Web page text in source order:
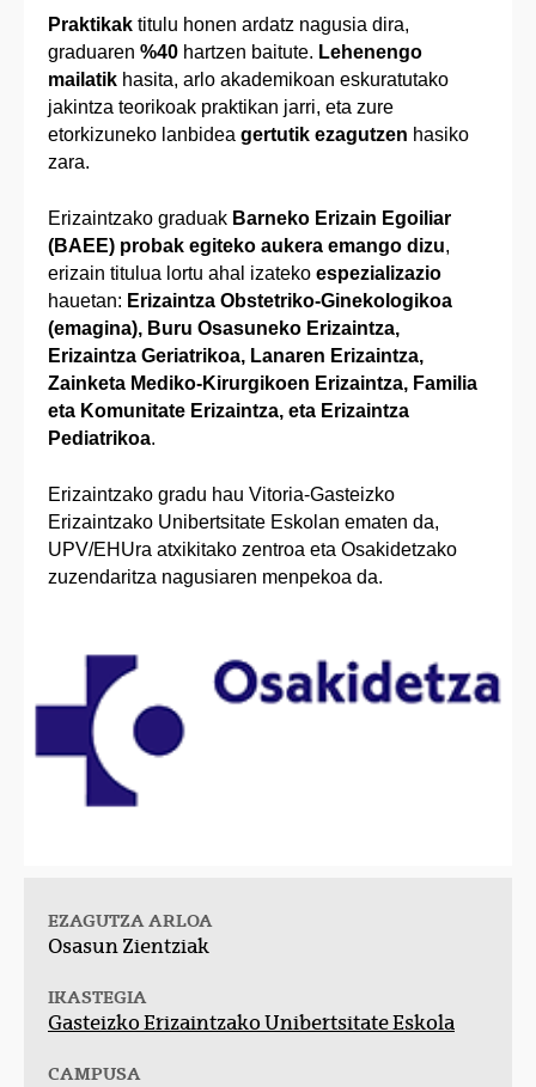
Praktikak titulu honen ardatz nagusia dira,
graduaren %40 hartzen baitute. Lehenengo
mailatik hasita, arlo akademikoan eskuratutako
jakintza teorikoak praktikan jarri, eta zure
etorkizuneko lanbidea gertutik ezagutzen hasiko
zara.
Erizaintzako graduak Barneko Erizain Egoiliar
(BAEE) probak egiteko aukera emango dizu,
erizain titulua lortu ahal izateko espezializazio
hauetan: Erizaintza Obstetriko-Ginekologikoa
(emagina), Buru Osasuneko Erizaintza,
Erizaintza Geriatrikoa, Lanaren Erizaintza,
Zainketa Mediko-Kirurgikoen Erizaintza, Familia
eta Komunitate Erizaintza, eta Erizaintza
Pediatrikoa.
Erizaintzako gradu hau Vitoria-Gasteizko
Erizaintzako Unibertsitate Eskolan ematen da,
UPV/EHUra atxikitako zentroa eta Osakidetzako
zuzendaritza nagusiaren menpekoa da.
EZAGUTZA ARLOA
Osasun Zientziak
IKASTEGIA
Gasteizko Erizaintzako Unibertsitate Eskola
CAMPUSA